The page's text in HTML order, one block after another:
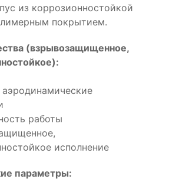
из коррозионностойкой
покрытием.
(взрывозащищенное,
работы
исполнение
параметры: